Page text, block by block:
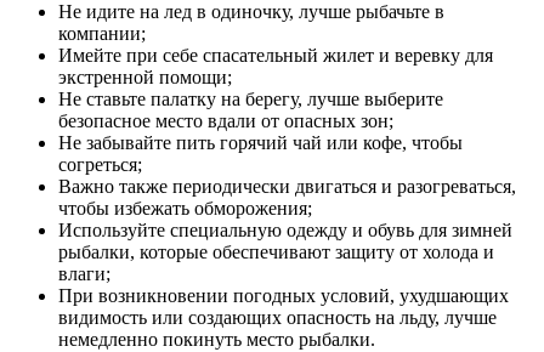
Не идите на лед в одиночку, лучше рыбачьте в
компании;
Имейте при себе спасательный жилет и веревку для
экстренной помощи;
Не ставьте палатку на берегу, лучше выберите
безопасное место вдали от опасных зон;
Не забывайте пить горячий чай или кофе, чтобы
согреться;
Важно также периодически двигаться и разогреваться,
чтобы избежать обморожения;
Используйте специальную одежду и обувь для зимней
рыбалки, которые обеспечивают защиту от холода и
влаги;
При возникновении погодных условий, ухудшающих
видимость или создающих опасность на льду, лучше
немедленно покинуть место рыбалки.